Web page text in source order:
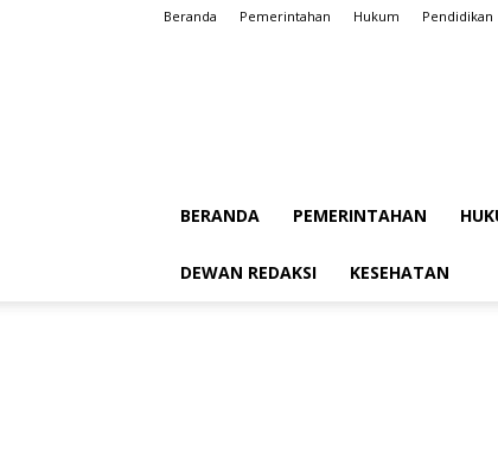
Beranda Pemerintahan Hukum Pendidikan
BERANDA PEMERINTAHAN
DEWAN REDAKSI KESEHATAN